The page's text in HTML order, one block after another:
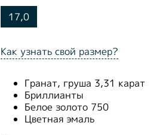
Как узнать свой размер?
17,0
Гранат, груша 3,31 карат
Бриллианты
Белое золото 750
Цветная эмаль